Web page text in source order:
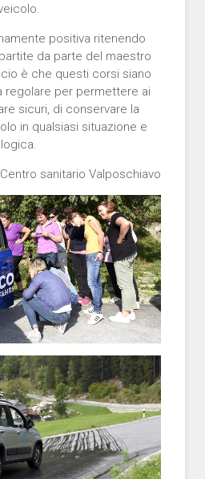
positiva ritenendo
da parte del maestro
è che questi corsi siano
regolare per permettere ai
sicuri, di conservare la
in qualsiasi situazione e
Centro sanitario Valposchiavo